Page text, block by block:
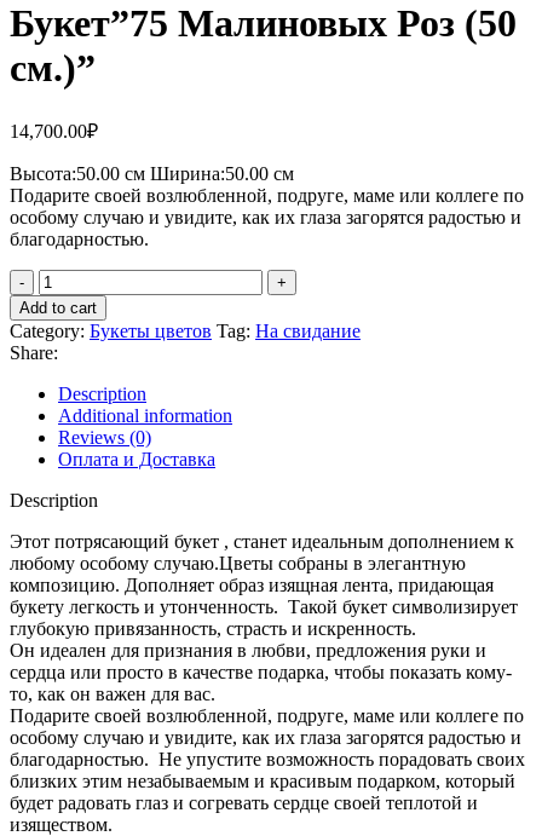
Букет”75 Малиновых Роз (50
см.)”
14,700.00₽
Высота:50.00 см Ширина:50.00 см
Подарите своей возлюбленной, подруге, маме или коллеге по
особому случаю и увидите, как их глаза загорятся радостью и
благодарностью.
Add to cart
Category: Букеты цветов Tag: На свидание
Share:
Description
Additional information
Reviews (0)
Оплата и Доставка
Description
Этот потрясающий букет , станет идеальным дополнением к
любому особому случаю.Цветы собраны в элегантную
композицию. Дополняет образ изящная лента, придающая
букету легкость и утонченность. Такой букет символизирует
глубокую привязанность, страсть и искренность.
Он идеален для признания в любви, предложения руки и
сердца или просто в качестве подарка, чтобы показать кому-
то, как он важен для вас.
Подарите своей возлюбленной, подруге, маме или коллеге по
особому случаю и увидите, как их глаза загорятся радостью и
благодарностью. Не упустите возможность порадовать своих
близких этим незабываемым и красивым подарком, который
будет радовать глаз и согревать сердце своей теплотой и
изяществом.